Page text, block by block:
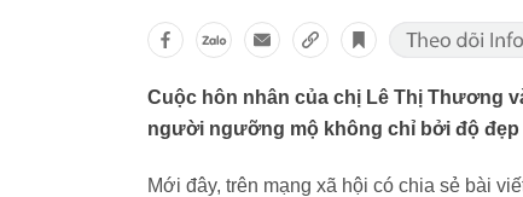
Cuộc hôn nhân của chị Lê Thị Thương
người ngưỡng mộ không chỉ bởi độ
Mới đây, trên mạng xã hội có chia sẻ bài